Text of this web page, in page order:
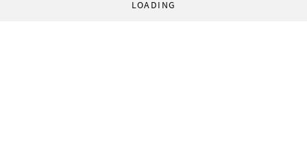
LOADING